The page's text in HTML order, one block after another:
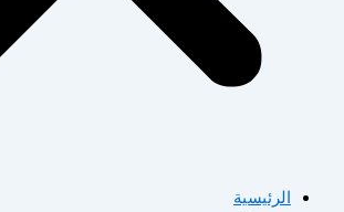
الرئيسية